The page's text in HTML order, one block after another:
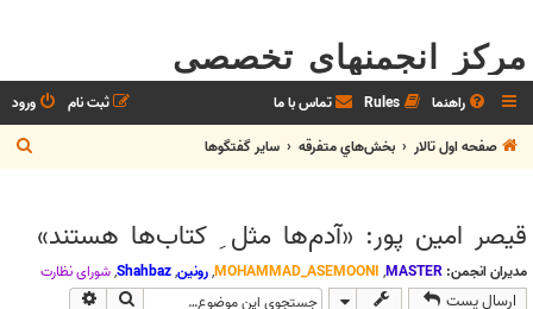
مرکز انجمنهای تخصصی
راهنما Rules تماس با ما ورود
ثبت نام
صفحه اول تالار
بخش‌‌هاي متفرقه ساير گفتگوها
س
قیصر امین پور: «آدم‌ها مثل ِ کتاب‌ها هستند»
مدیران انجمن: MASTER
,
MOHAMMAD_ASEMOONI
,رونین,
Shahbaz
,شوراي نظارت
ارسال پست جستجو